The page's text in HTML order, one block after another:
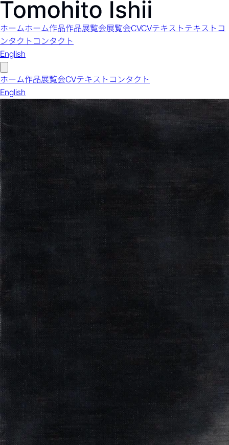
ホームホーム作品作品展覧会展覧会CVCVテキストテキスト コ
ンタクト コンタクト
English
ホーム作品展覧会CVテキスト コンタクト
English